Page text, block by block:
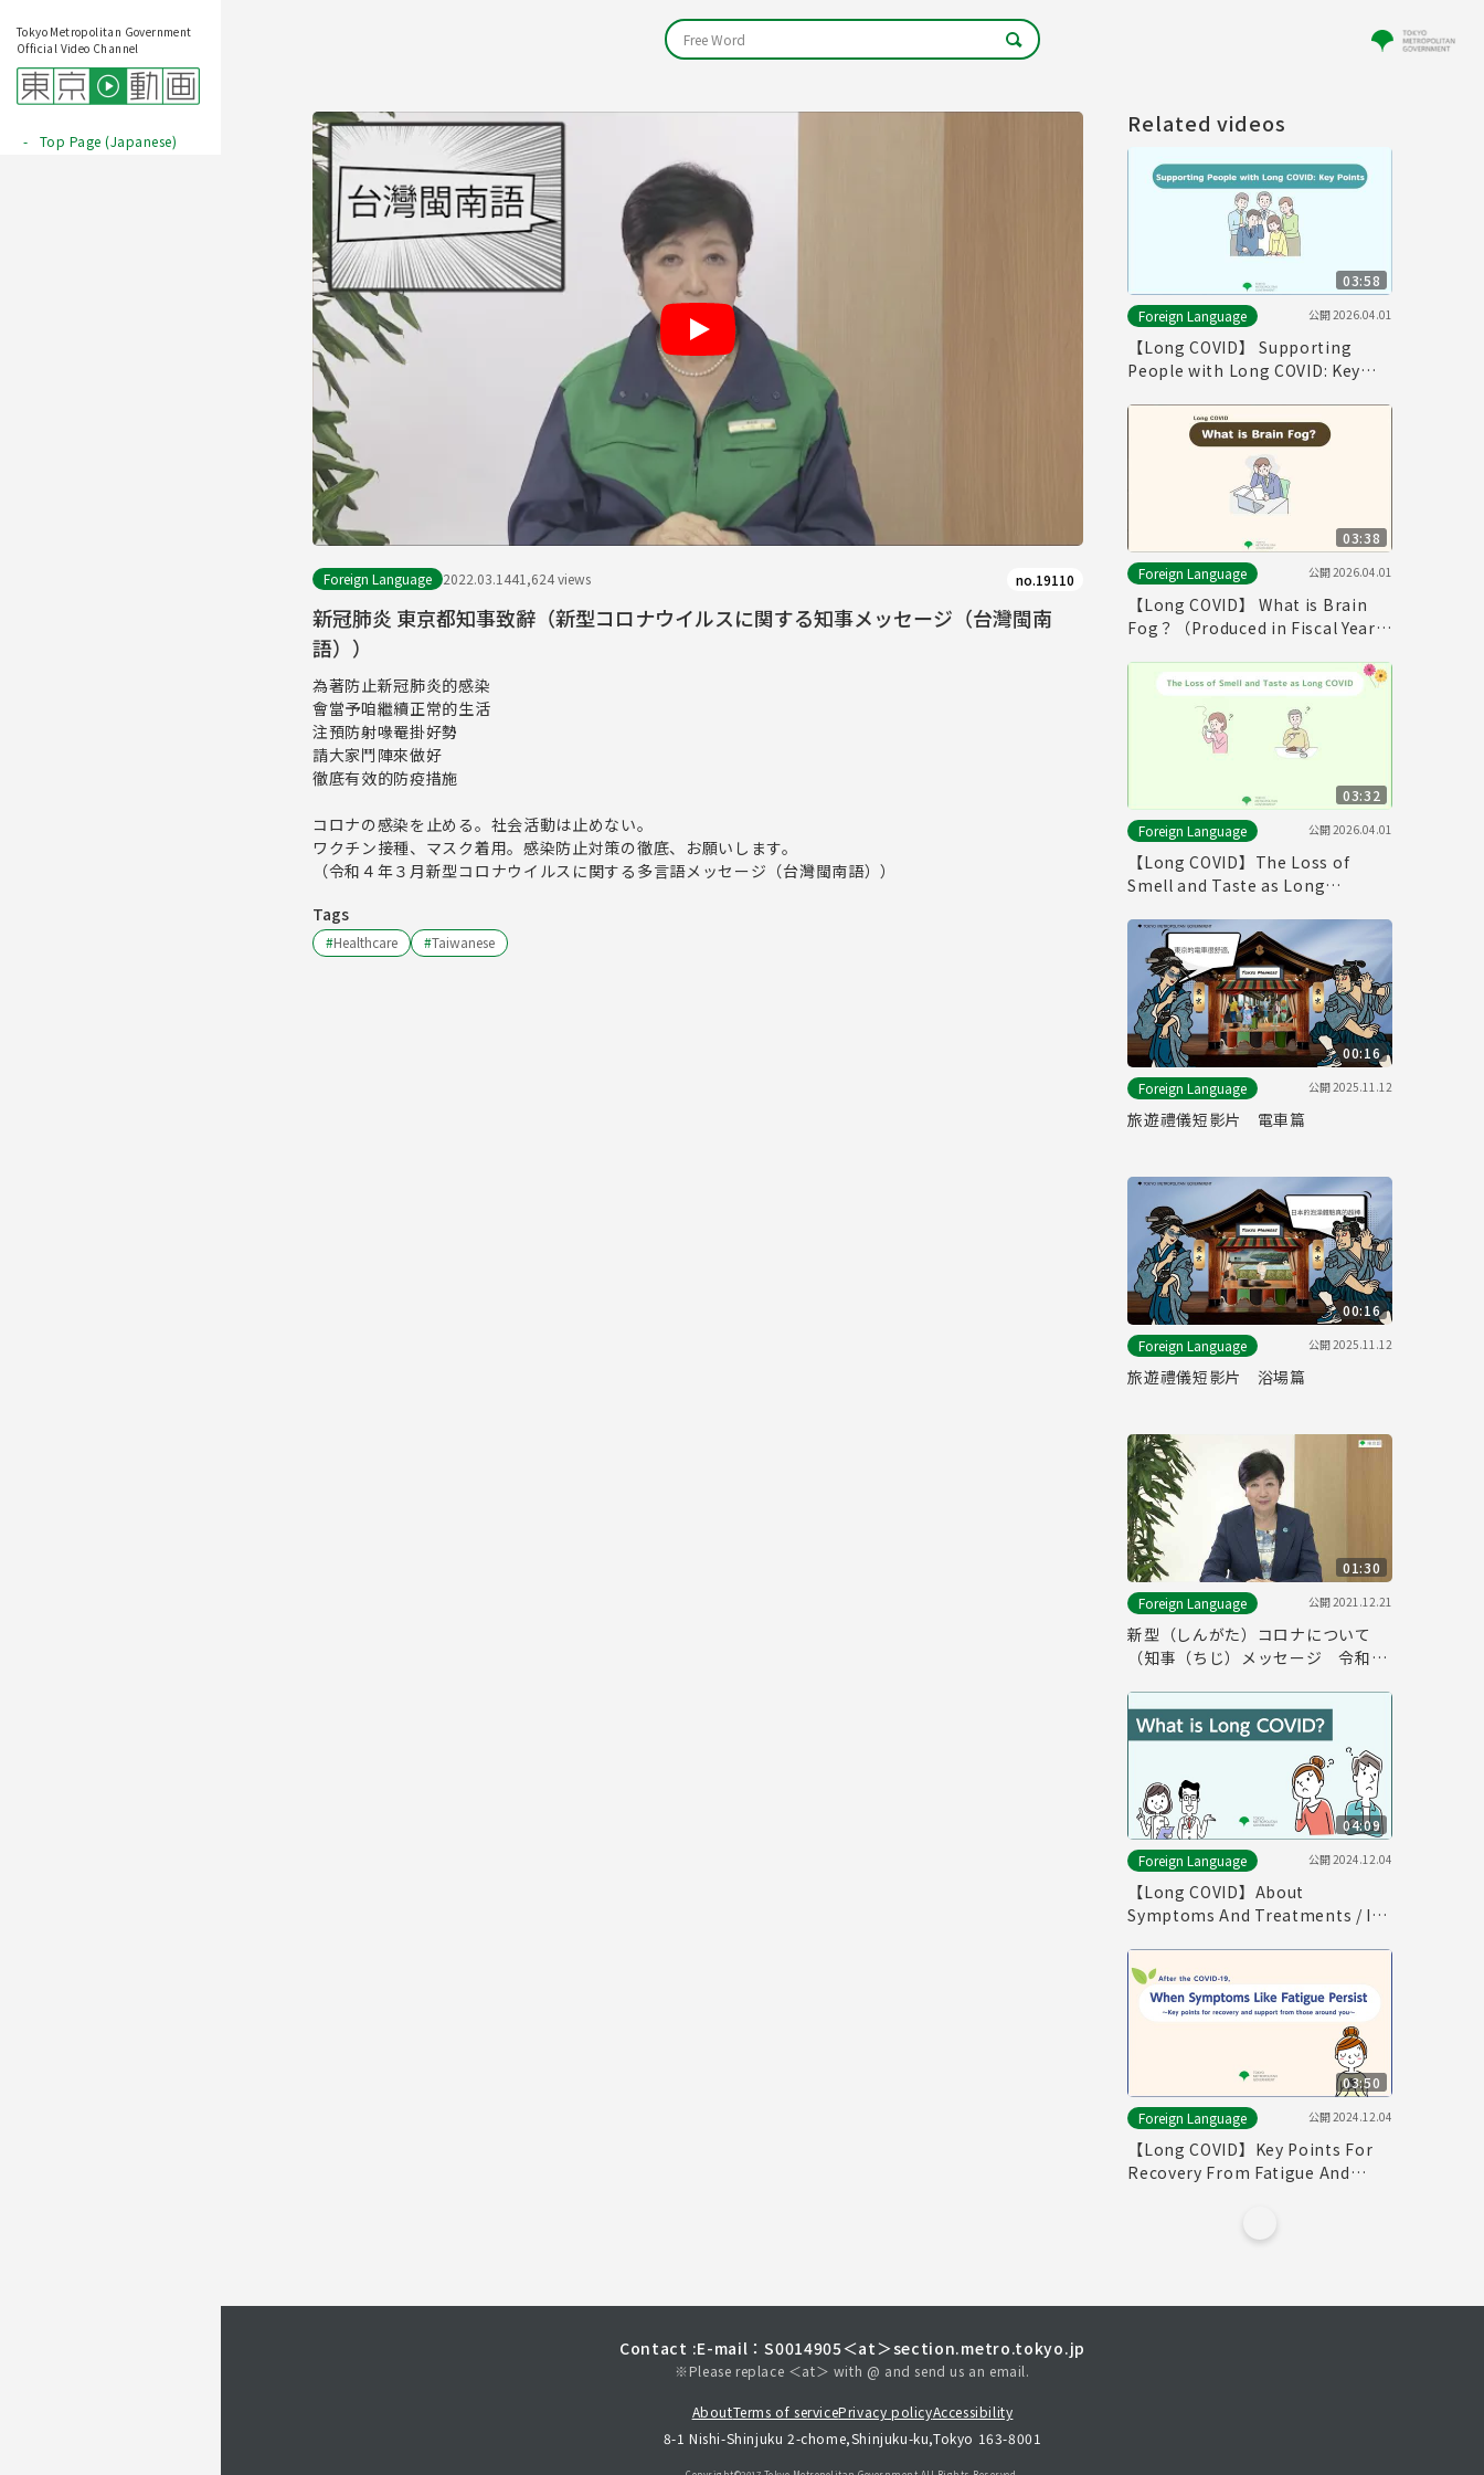
Tokyo Metropolitan Government
Official Video Channel
Top Page (Japanese)
Play
Foreign Language 2022.03.1441,624 views no.19110
新冠肺炎 東京都知事致辭（新型コロナウイルスに関する知事メッセージ（台灣閩南
語））
為著防止新冠肺炎的感染
會當予咱繼續正常的生活
注預防射喙罨掛好勢
請大家鬥陣來做好
徹底有效的防疫措施
コロナの感染を止める。社会活動は止めない。
ワクチン接種、マスク着用。感染防止対策の徹底、お願いします。
（令和４年３月新型コロナウイルスに関する多言語メッセージ（台灣閩南語））
Tags
#Healthcare #Taiwanese
Related videos
03:58
Foreign Language
公開2026.04.01
【Long COVID】 Supporting
People with Long COVID: Key
2025）
03:38
Foreign Language
公開2026.04.01
【Long COVID】 What is Brain
Fog？（Produced in Fiscal Year
03:32
Foreign Language
公開2026.04.01
【Long COVID】The Loss of
Smell and Taste as Long
2025）
00:16
Foreign Language
公開2025.11.12
旅遊禮儀短影片 電車篇
00:16
Foreign Language
公開2025.11.12
旅遊禮儀短影片 浴場篇
01:30
Foreign Language
公開2021.12.21
新型（しんがた）コロナについて
（知事（ちじ）メッセージ 令和
つ）21日（にち）「やさしいにほん
ご」）
04:09
Foreign Language
公開2024.12.04
【Long COVID】About
Symptoms And Treatments / If
03:50
Foreign Language
公開2024.12.04
【Long COVID】Key Points For
Recovery From Fatigue And
Contact :E-mail：S0014905＜at＞section.metro.tokyo.jp
※Please replace ＜at＞ with @ and send us an email.
AboutTerms of servicePrivacy policyAccessibility
8-1 Nishi-Shinjuku 2-chome,Shinjuku-ku,Tokyo 163-8001